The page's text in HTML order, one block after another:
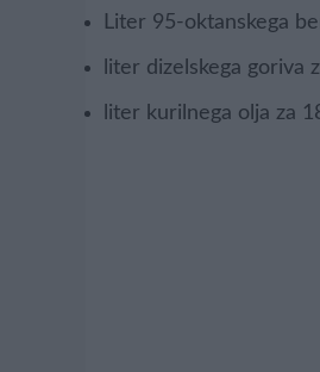
Liter 95-oktanskega
liter dizelskega goriva
liter kurilnega olja za